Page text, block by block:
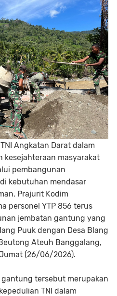
Angkatan Darat dalam
kesejahteraan masyarakat
pembangunan
kebutuhan mendasar
Prajurit Kodim
personel YTP 856 terus
jembatan gantung yang
Puuk dengan Desa Blang
Ateuh Banggalang,
(26/06/2026).
tersebut merupakan
TNI dalam